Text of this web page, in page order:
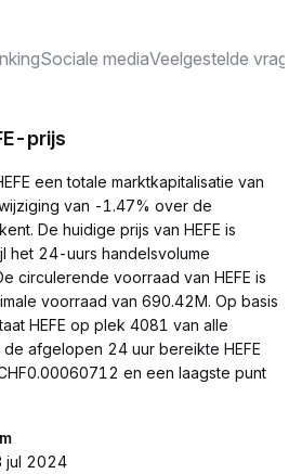
Sociale mediaVeelgestelde
prijs
een totale marktkapitalisatie van
van -1.47% over de
De huidige prijs van HEFE is
het 24-uurs handelsvolume
circulerende voorraad van HEFE is
voorraad van 690.42M. Op basis
HEFE op plek 4081 van alle
afgelopen 24 uur bereikte HEFE
en een laagste punt
jul 2024